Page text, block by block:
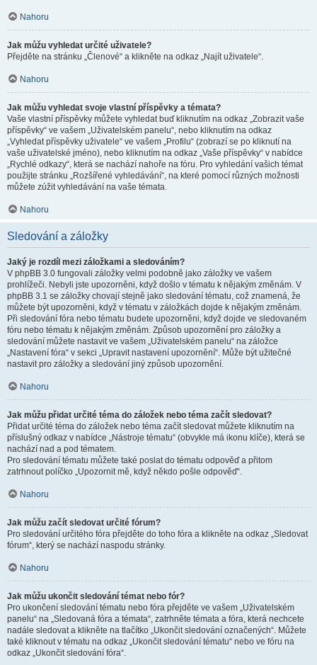
Nahoru
Jak můžu vyhledat určité uživatele?
Přejděte na stránku „Členové“ a klikněte na odkaz „Najít uživatele“.
Nahoru
Jak můžu vyhledat svoje vlastní příspěvky a témata?
Vaše vlastní příspěvky můžete vyhledat buď kliknutím na odkaz „Zobrazit vaše
příspěvky“ ve vašem „Uživatelském panelu“, nebo kliknutím na odkaz
„Vyhledat příspěvky uživatele“ ve vašem „Profilu“ (zobrazí se po kliknutí na
vaše uživatelské jméno), nebo kliknutím na odkaz „Vaše příspěvky“ v nabídce
„Rychlé odkazy“, která se nachází nahoře na fóru. Pro vyhledání vašich témat
použijte stránku „Rozšířené vyhledávání“, na které pomocí různých možnosti
můžete zúžit vyhledávání na vaše témata.
Nahoru
Sledování a záložky
Jaký je rozdíl mezi záložkami a sledováním?
V phpBB 3.0 fungovali záložky velmi podobně jako záložky ve vašem
prohlížeči. Nebyli jste upozorněni, když došlo v tématu k nějakým změnám. V
phpBB 3.1 se záložky chovají stejně jako sledování tématu, což znamená, že
můžete být upozorněni, když v tématu v záložkách dojde k nějakým změnám.
Při sledování fóra nebo tématu budete upozorněni, když dojde ve sledovaném
fóru nebo tématu k nějakým změnám. Způsob upozornění pro záložky a
sledování můžete nastavit ve vašem „Uživatelském panelu“ na záložce
„Nastavení fóra“ v sekci „Upravit nastavení upozornění“. Může být užitečné
nastavit pro záložky a sledování jiný způsob upozornění.
Nahoru
Jak můžu přidat určité téma do záložek nebo téma začít sledovat?
Přidat určité téma do záložek nebo téma začít sledovat můžete kliknutím na
příslušný odkaz v nabídce „Nástroje tématu“ (obvykle má ikonu klíče), která se
nachází nad a pod tématem.
Pro sledování tématu můžete také poslat do tématu odpověď a přitom
zatrhnout políčko „Upozornit mě, když někdo pošle odpověď“.
Nahoru
Jak můžu začít sledovat určité fórum?
Pro sledování určitého fóra přejděte do toho fóra a klikněte na odkaz „Sledovat
fórum“, který se nachází naspodu stránky.
Nahoru
Jak můžu ukončit sledování témat nebo fór?
Pro ukončení sledování tématu nebo fóra přejděte ve vašem „Uživatelském
panelu“ na „Sledovaná fóra a témata“, zatrhněte témata a fóra, která nechcete
nadále sledovat a klikněte na tlačítko „Ukončit sledování označených“. Můžete
také kliknout v tématu na odkaz „Ukončit sledování tématu“ nebo ve fóru na
odkaz „Ukončit sledování fóra“.